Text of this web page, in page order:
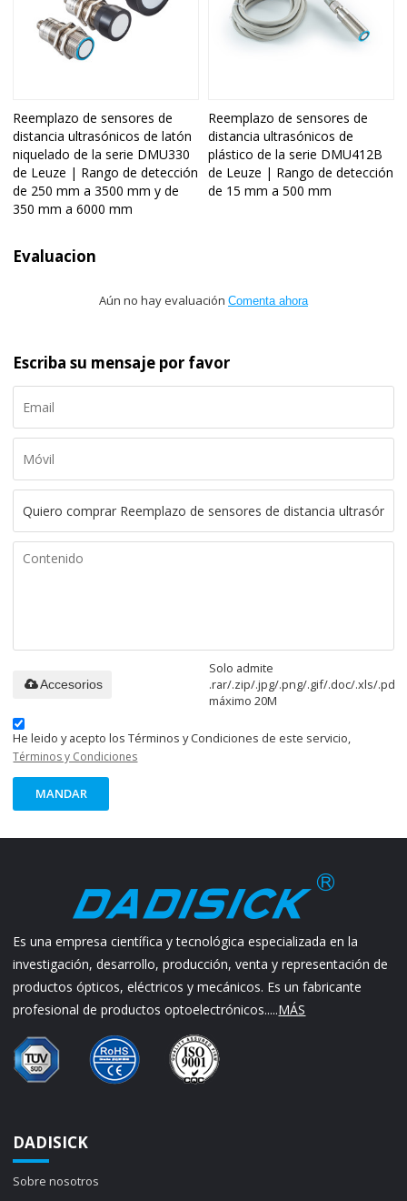
Reemplazo de sensores de
distancia ultrasónicos de latón
niquelado de la serie DMU330
de Leuze | Rango de detección
de 250 mm a 3500 mm y de
350 mm a 6000 mm
Reemplazo de sensores de
distancia ultrasónicos de
plástico de la serie DMU412B
de Leuze | Rango de detección
de 15 mm a 500 mm
Evaluacion
Aún no hay evaluación Comenta ahora
Escriba su mensaje por favor
Solo admite
.rar/.zip/.jpg/.png/.gif/.doc/.xls/.pdf,
máximo 20M
Accesorios
He leido y acepto los Términos y Condiciones de este servicio,
Términos y Condiciones
MANDAR
Es una empresa científica y tecnológica especializada en la
investigación, desarrollo, producción, venta y representación de
productos ópticos, eléctricos y mecánicos. Es un fabricante
profesional de productos optoelectrónicos.....MÁS
DADISICK
Sobre nosotros